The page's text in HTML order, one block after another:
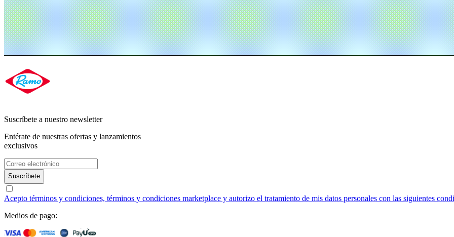
Suscríbete a nuestro newsletter
Entérate de nuestras ofertas y lanzamientos
exclusivos
Suscríbete
Acepto términos y condiciones, términos y condiciones marketplace y autorizo el tratamiento de mis datos personales con las siguientes
Medios de pago: